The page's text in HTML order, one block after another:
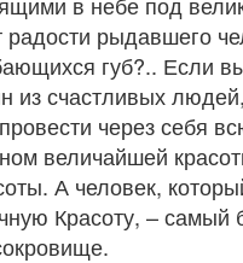
радости рыдавшего
губ?.. Если
из счастливых
через себя
величайшей
А человек,
Красоту, – самый